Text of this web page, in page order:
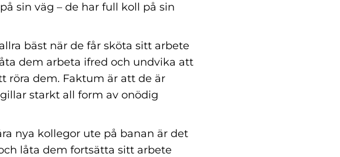
sin väg – de har full koll på sin
bäst när de får sköta sitt arbete
dem arbeta ifred och undvika att
röra dem. Faktum är att de är
starkt all form av onödig
nya kollegor ute på banan är det
låta dem fortsätta sitt arbete